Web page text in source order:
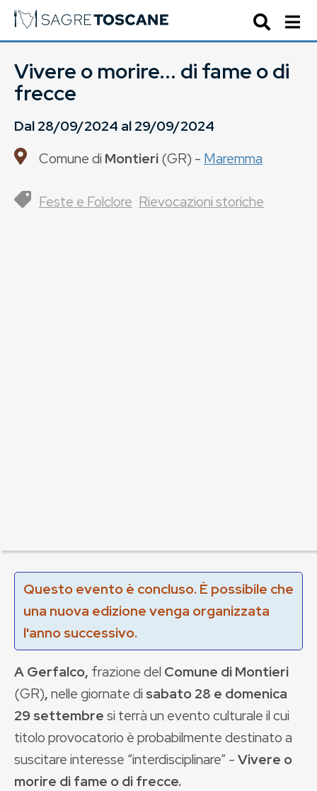
Vivere o morire... di fame o di
frecce
Dal28/09/2024 al29/09/2024
Comune di Montieri(GR) - Maremma
Feste e Folclore Rievocazioni storiche
Questo evento è concluso. È possibile che
una nuova edizione venga organizzata
l'anno successivo.
A Gerfalco, frazione del Comune di Montieri
(GR),nelle giornate di sabato 28 e domenica
29 settembresi terrà un evento culturale il cui
titolo provocatorio è probabilmente destinato a
suscitare interesse “interdisciplinare” -Vivere o
morire di fame o di frecce.